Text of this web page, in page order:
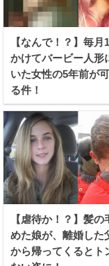
【なんで！？】毎月
かけてバービー人形
いた女性の5年前が
る件！
【虐待か！？】髪の
めた娘が、離婚した
から帰ってくるとト